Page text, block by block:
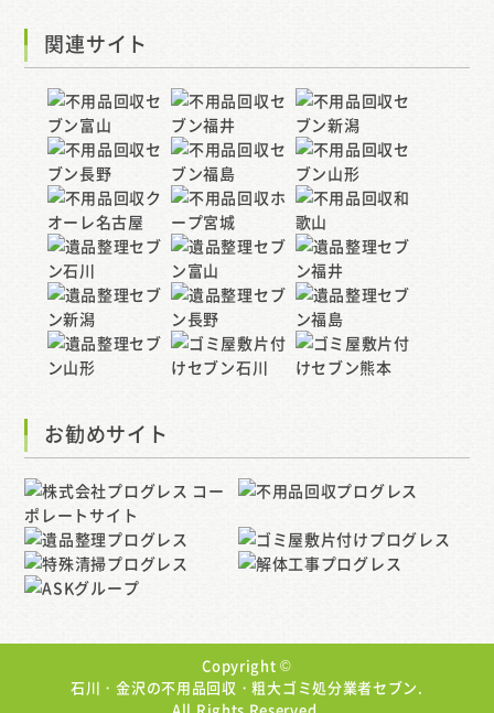
関連サイト
お勧めサイト
Copyright ©
石川・金沢の不用品回収・粗大ゴミ処分業者セブン.